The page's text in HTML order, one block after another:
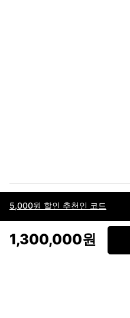
5,000원 할인 추천인 코드
1,300,000원
이용약관고객센터판매개인정